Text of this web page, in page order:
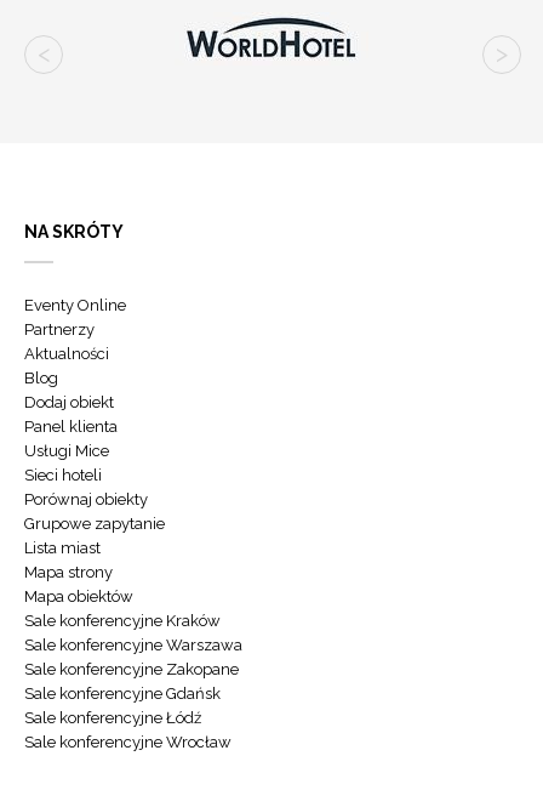
NA SKRÓTY
Eventy Online
Partnerzy
Aktualności
Blog
Dodaj obiekt
Panel klienta
Usługi Mice
Sieci hoteli
Porównaj obiekty
Grupowe zapytanie
Lista miast
Mapa strony
Mapa obiektów
Sale konferencyjne Kraków
Sale konferencyjne Warszawa
Sale konferencyjne Zakopane
Sale konferencyjne Gdańsk
Sale konferencyjne Łódź
Sale konferencyjne Wrocław